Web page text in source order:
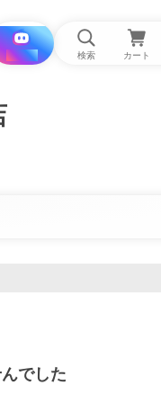
i と探す 検索 カート
でした